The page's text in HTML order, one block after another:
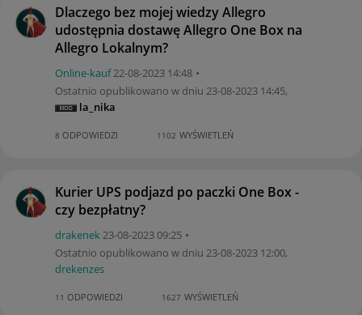
Dlaczego bez mojej wiedzy Allegro
udostępnia dostawę Allegro One Box na
Allegro Lokalnym?
Online-kauf‎22-08-2023 14:48
Ostatnio opublikowano w dniu ‎23-08-2023 14:45,
la_nika
8 ODPOWIEDZI 1102 WYŚWIETLEŃ
Kurier UPS podjazd po paczki One Box -
czy bezpłatny?
drakenek‎23-08-202309:25
Ostatnio opublikowano w dniu ‎23-08-2023 12:00,
drekenzes
11 ODPOWIEDZI 1627 WYŚWIETLEŃ